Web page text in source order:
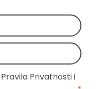
Privatnosti i